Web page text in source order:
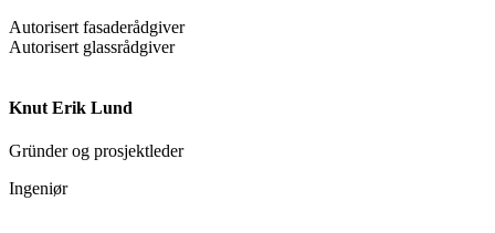
Autorisert fasaderådgiver
Autorisert glassrådgiver
Knut Erik Lund
Gründer og prosjektleder
Ingeniør